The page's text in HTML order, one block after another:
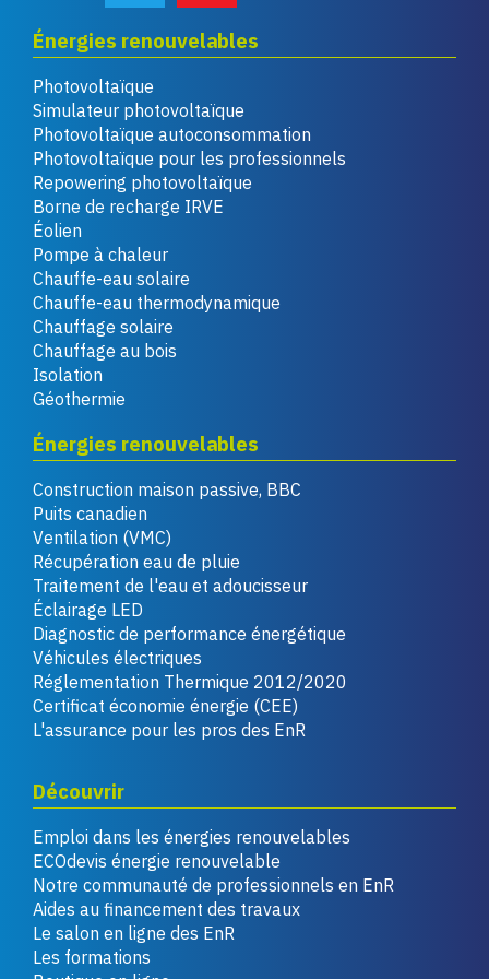
Énergies renouvelables
Photovoltaïque
Simulateur photovoltaïque
Photovoltaïque autoconsommation
Photovoltaïque pour les professionnels
Repowering photovoltaïque
Borne de recharge IRVE
Éolien
Pompe à chaleur
Chauffe-eau solaire
Chauffe-eau thermodynamique
Chauffage solaire
Chauffage au bois
Isolation
Géothermie
Énergies renouvelables
Construction maison passive, BBC
Puits canadien
Ventilation (VMC)
Récupération eau de pluie
Traitement de l'eau et adoucisseur
Éclairage LED
Diagnostic de performance énergétique
Véhicules électriques
Réglementation Thermique 2012/2020
Certificat économie énergie (CEE)
L'assurance pour les pros des EnR
Découvrir
Emploi dans les énergies renouvelables
ECOdevis énergie renouvelable
Notre communauté de professionnels en EnR
Aides au financement des travaux
Le salon en ligne des EnR
Les formations